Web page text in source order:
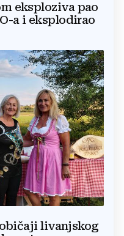
eksploziva pao
a i eksplodirao
livanjskog